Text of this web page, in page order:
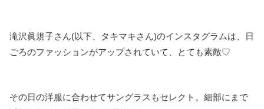
滝沢眞規子さん(以下、タキマキさん)のインスタグラムは、日
ごろのファッションがアップされていて、とても素敵♡
その日の洋服に合わせてサングラスもセレクト。細部にまで